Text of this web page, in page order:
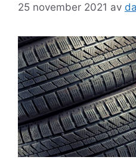
25 november 2021 av